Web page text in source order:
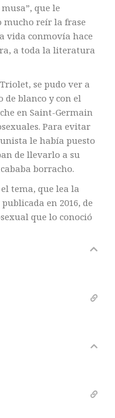
que le
mucho reír la frase
vida conmovía hace
a toda la literatura
se pudo ver a
blanco y con el
en Saint-Germain
Para evitar
le había puesto
de llevarlo a su
borracho.
tema, que lea la
en 2016, de
que lo conoció